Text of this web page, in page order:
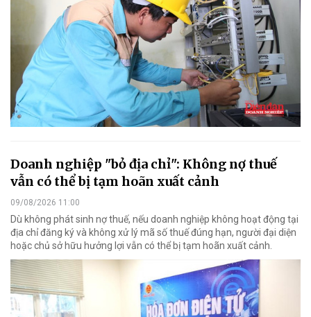
Doanh nghiệp "bỏ địa chỉ": Không nợ thuế
vẫn có thể bị tạm hoãn xuất cảnh
09/08/2026 11:00
Dù không phát sinh nợ thuế, nếu doanh nghiệp không hoạt động tại
địa chỉ đăng ký và không xử lý mã số thuế đúng hạn, người đại diện
hoặc chủ sở hữu hưởng lợi vẫn có thể bị tạm hoãn xuất cảnh.